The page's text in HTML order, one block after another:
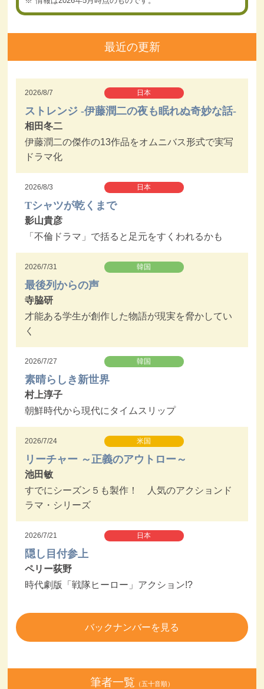
最近の更新
2026/8/7 日本
ストレンジ -伊藤潤二の夜も眠れぬ奇妙な話-
相田冬二
伊藤潤二の傑作の13作品をオムニバス形式で実写
ドラマ化
2026/8/3 日本
Tシャツが乾くまで
影山貴彦
「不倫ドラマ」で括ると足元をすくわれるかも
2026/7/31 韓国
最後列からの声
寺脇研
才能ある学生が創作した物語が現実を脅かしてい
く
2026/7/27 韓国
素晴らしき新世界
村上淳子
朝鮮時代から現代にタイムスリップ
2026/7/24 米国
リーチャー ～正義のアウトロー～
池田敏
すでにシーズン５も製作！ 人気のアクションド
ラマ・シリーズ
2026/7/21 日本
隠し目付参上
ペリー荻野
時代劇版「戦隊ヒーロー」アクション!?
バックナンバーを見る
筆者一覧 （五十音順）